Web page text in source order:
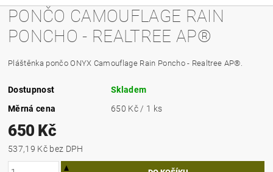
PONČO CAMOUFLAGE RAIN
PONCHO - REALTREE AP®
Pláštěnka pončo ONYX Camouflage Rain Poncho - Realtree AP®.
Dostupnost
Skladem
Měrná cena
650 Kč / 1 ks
650 Kč
537,19 Kč bez DPH